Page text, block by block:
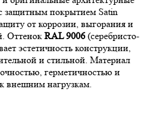
защитным покрытием Satin
от коррозии, выгорания и
Оттенок RAL 9006 (серебристо-
эстетичность конструкции,
и стильной. Материал
герметичностью и
внешним нагрузкам.